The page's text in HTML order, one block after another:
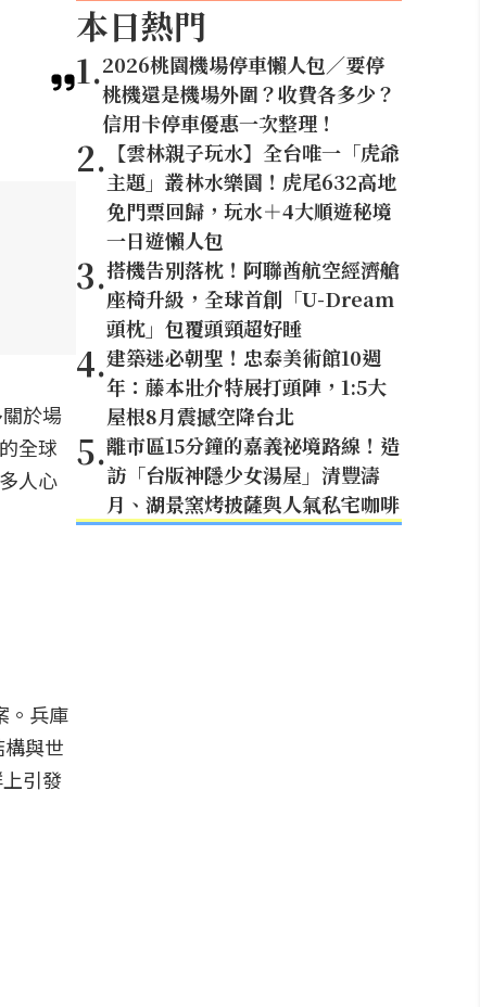
於場
全球
人心
。兵庫
與世
引發
本日熱門
1.2026桃園機場停車懶人包／要停
桃機還是機場外圍？收費各多少？
信用卡停車優惠一次整理！
2. 【雲林親子玩水】全台唯一「虎爺
主題」叢林水樂園！虎尾632高地
免門票回歸，玩水＋4大順遊秘境
一日遊懶人包
3.搭機告別落枕！阿聯酋航空經濟艙
座椅升級，全球首創「U-Dream
頭枕」包覆頭頸超好睡
4.建築迷必朝聖！忠泰美術館10週
年：藤本壯介特展打頭陣，1:5大
屋根8月震撼空降台北
5.離市區15分鐘的嘉義祕境路線！造
訪「台版神隱少女湯屋」清豐濤
月、湖景窯烤披薩與人氣私宅咖啡